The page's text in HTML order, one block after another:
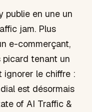
publie en une un
jam. Plus
e-commerçant,
tenant un
ignorer le chiffre :
est désormais
of AI Traffic &